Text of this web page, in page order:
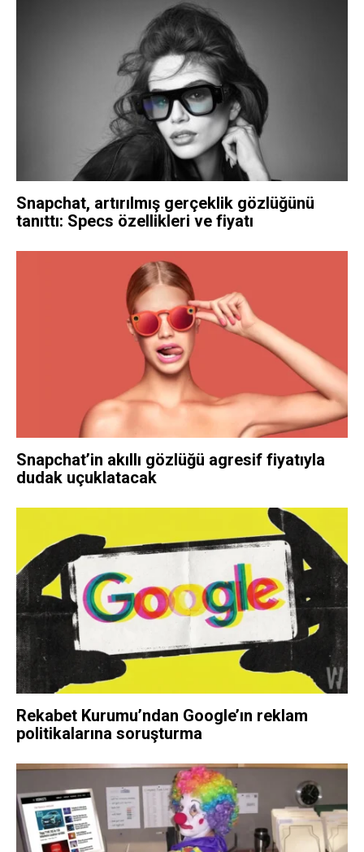
Snapchat, artırılmış gerçeklik gözlüğünü
tanıttı: Specs özellikleri ve fiyatı
Snapchat’in akıllı gözlüğü agresif fiyatıyla
dudak uçuklatacak
Rekabet Kurumu’ndan Google’ın reklam
politikalarına soruşturma